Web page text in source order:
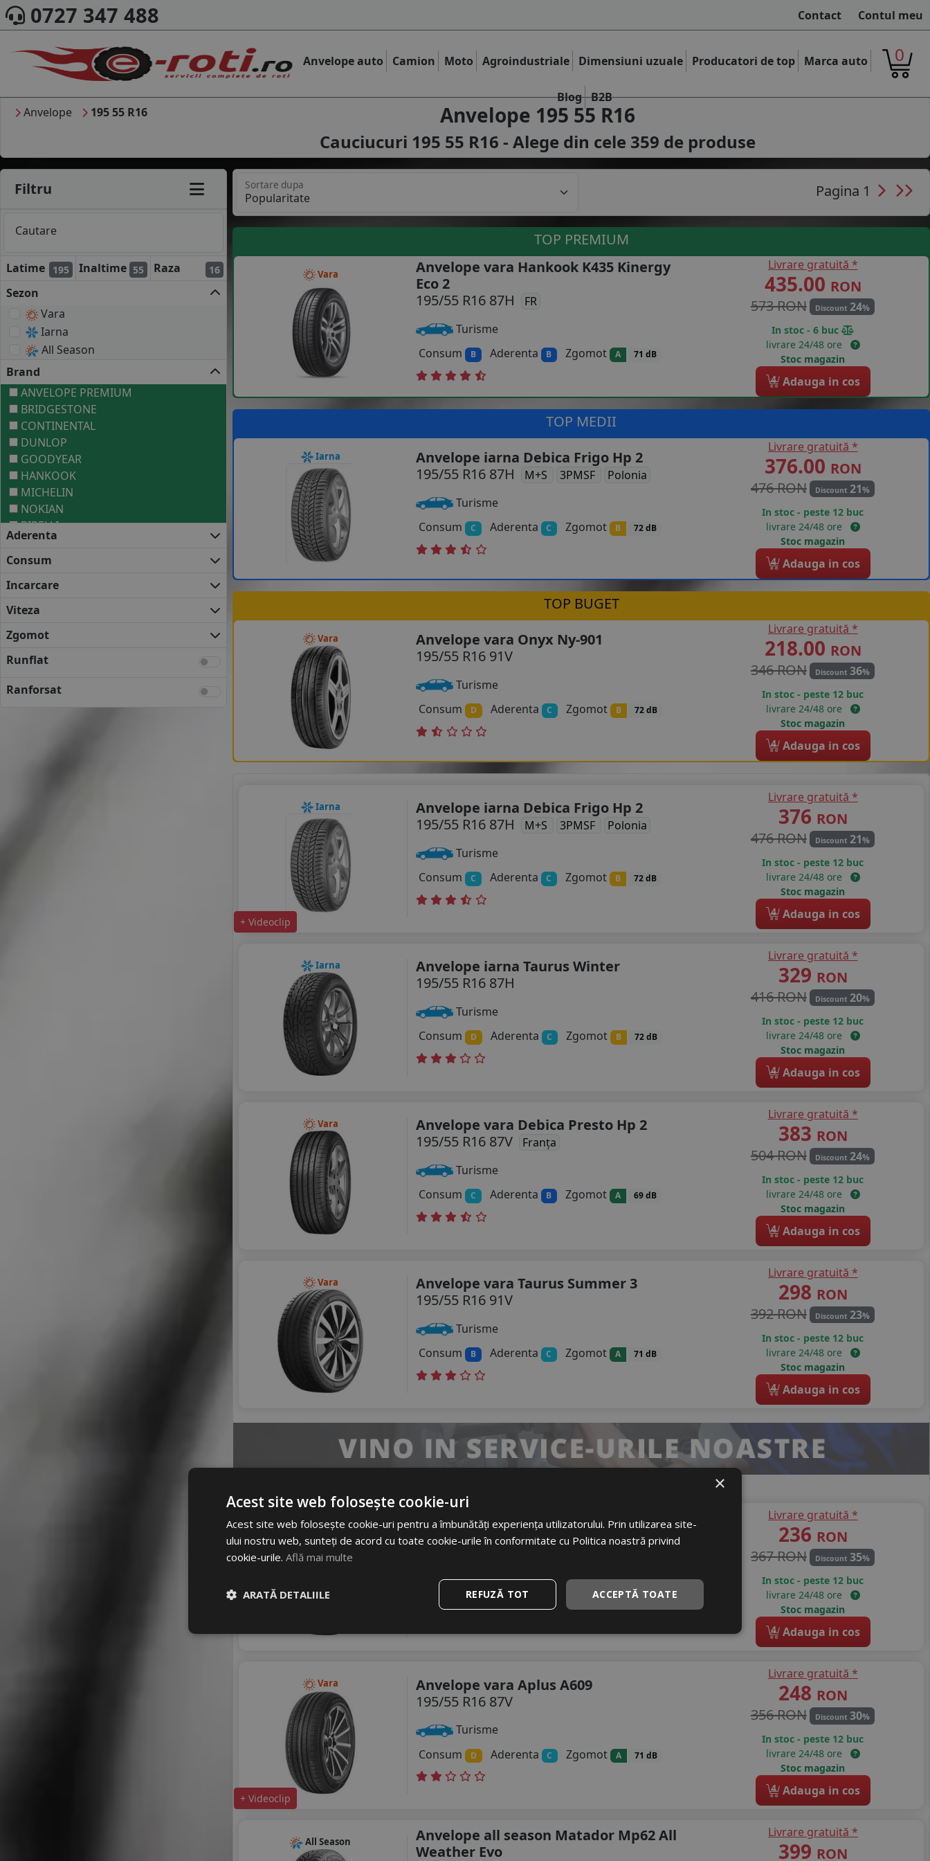
0727 347 488 Contact Contul meu
Anvelope auto Camion Moto Agroindustriale Dimensiuni uzuale Producatori de top Marca auto
Blog B2B
0
Anvelope 195 55 R16 Anvelope 195 55 R16
Cauciucuri 195 55 R16 - Alege din cele 359 de produse
Filtru
Cautare
Latime 195 Inaltime 55 Raza 16
Sezon
Vara
Iarna
All Season
Brand
ANVELOPE PREMIUM
BRIDGESTONE
CONTINENTAL
DUNLOP
GOODYEAR
HANKOOK
MICHELIN
NOKIAN
PIRELLI
ANVELOPE MEDII
BARUM
DEBICA
FALKEN
FULDA
KLEBER
MATADOR
Aderenta
Consum
Incarcare
Viteza
Zgomot
Runflat
Ranforsat
Sortare dupa Pagina 1
TOP PREMIUM
Vara
Anvelope vara Hankook K435 Kinergy
Eco 2
195/55 R16 87H
FR
Turisme
Consum
B Aderenta B Zgomot A 71 dB
Livrare gratuită *
435.00 RON
573 RON
Discount 24%
In stoc - 6 buc
livrare 24/48 ore
Stoc magazin
4 Adauga in cos
TOP MEDII
Iarna
Anvelope iarna Debica Frigo Hp 2
195/55 R16 87H
M+S 3PMSF
Polonia
Turisme
Consum
C Aderenta C Zgomot B 72 dB
Livrare gratuită *
376.00 RON
476 RON
Discount 21%
In stoc - peste 12 buc
livrare 24/48 ore
Stoc magazin
4 Adauga in cos
TOP BUGET
Vara
Anvelope vara Onyx Ny-901
195/55 R16 91V
Turisme
Consum
D Aderenta C Zgomot B 72 dB
Livrare gratuită *
218.00 RON
346 RON
Discount 36%
In stoc - peste 12 buc
livrare 24/48 ore
Stoc magazin
4 Adauga in cos
Iarna
+ Videoclip
Anvelope iarna Debica Frigo Hp 2
195/55 R16 87H
M+S 3PMSF
Polonia
Turisme
Consum
C Aderenta C Zgomot B 72 dB
Livrare gratuită *
376 RON
476 RON
Discount 21%
In stoc - peste 12 buc
livrare 24/48 ore
Stoc magazin
4 Adauga in cos
Iarna
Anvelope iarna Taurus Winter
195/55 R16 87H
Turisme
Consum
D Aderenta C Zgomot B 72 dB
Livrare gratuită *
329 RON
416 RON
Discount 20%
In stoc - peste 12 buc
livrare 24/48 ore
Stoc magazin
4 Adauga in cos
Vara
Anvelope vara Debica Presto Hp 2
195/55 R16 87V
Franța
Turisme
Consum
C Aderenta B Zgomot A 69 dB
Livrare gratuită *
383 RON
504 RON
Discount 24%
In stoc - peste 12 buc
livrare 24/48 ore
Stoc magazin
4 Adauga in cos
Vara
Anvelope vara Taurus Summer 3
195/55 R16 91V
Turisme
Consum
B Aderenta C Zgomot A 71 dB
Livrare gratuită *
298 RON
392 RON
Discount 23%
In stoc - peste 12 buc
livrare 24/48 ore
Stoc magazin
4 Adauga in cos
All Season
Anvelope all season Transmate
Transeason 4s
195/55 R16 91V
Turisme
Consum
Zgomot
Livrare gratuită *
236 RON
367 RON
Discount 35%
In stoc - peste 12 buc
livrare 24/48 ore
Stoc magazin
4 Adauga in cos
Vara
+ Videoclip
Anvelope vara Aplus A609
195/55 R16 87V
Turisme
Consum
D Aderenta C Zgomot A 71 dB
Livrare gratuită *
248 RON
356 RON
Discount 30%
In stoc - peste 12 buc
livrare 24/48 ore
Stoc magazin
4 Adauga in cos
All Season
Anvelope all season Matador Mp62 All
Weather Evo
Livrare gratuită *
399 RON
×
Acest site web folosește cookie-uri
Acest site web folosește cookie-uri pentru a îmbunătăți experiența utilizatorului. Prin utilizarea site-
ului nostru web, sunteți de acord cu toate cookie-urile în conformitate cu Politica noastră privind
cookie-urile. Află mai multe
ACCEPTĂ TOATE
REFUZĂ TOT
ARATĂ DETALIILE